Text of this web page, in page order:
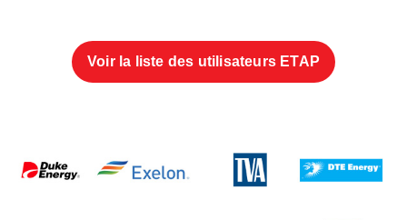
Voir la liste des utilisateurs ETAP